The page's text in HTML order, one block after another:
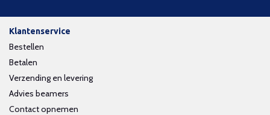
Klantenservice
Bestellen
Betalen
Verzending en levering
Advies beamers
Contact opnemen